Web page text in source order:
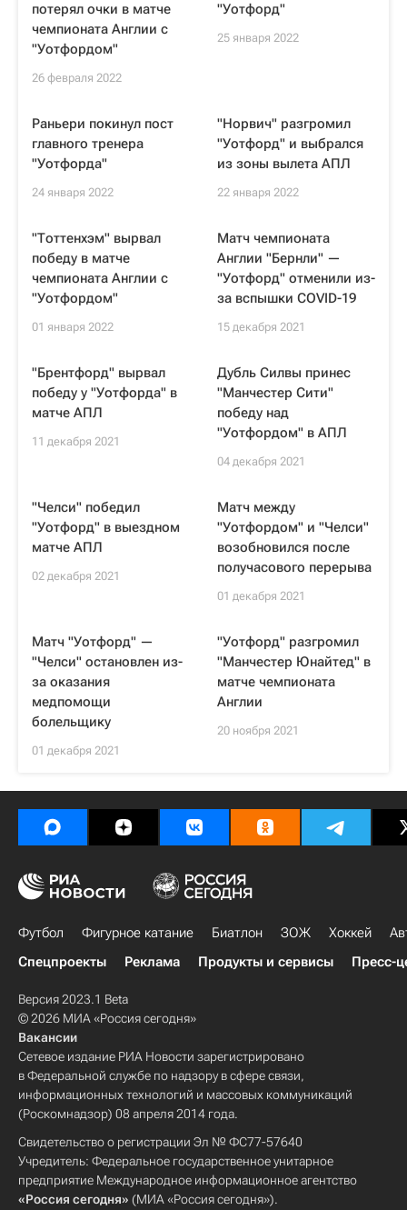
потерял очки в матче
чемпионата Англии с
"Уотфордом"
26 февраля 2022
"Уотфорд"
25 января 2022
Раньери покинул пост
главного тренера
"Уотфорда"
24 января 2022
"Норвич" разгромил
"Уотфорд" и выбрался
из зоны вылета АПЛ
22 января 2022
"Тоттенхэм" вырвал
победу в матче
чемпионата Англии с
"Уотфордом"
01 января 2022
Матч чемпионата
Англии "Бернли" —
"Уотфорд" отменили из-
за вспышки COVID-19
15 декабря 2021
"Брентфорд" вырвал
победу у "Уотфорда" в
матче АПЛ
11 декабря 2021
Дубль Силвы принес
"Манчестер Сити"
победу над
"Уотфордом" в АПЛ
04 декабря 2021
"Челси" победил
"Уотфорд" в выездном
матче АПЛ
02 декабря 2021
Матч между
"Уотфордом" и "Челси"
возобновился после
получасового перерыва
01 декабря 2021
Матч "Уотфорд" —
"Челси" остановлен из-
за оказания
медпомощи
болельщику
01 декабря 2021
"Уотфорд" разгромил
"Манчестер Юнайтед" в
матче чемпионата
Англии
20 ноября 2021
Футбол Фигурное катание Биатлон ЗОЖ Хоккей
Спецпроекты
Реклама Продукты и сервисы Пресс-
Версия 2023.1 Beta
© 2026 МИА «Россия сегодня»
Вакансии
Сетевое издание РИА Новости зарегистрировано
в Федеральной службе по надзору в сфере связи,
информационных технологий и массовых коммуникаций
(Роскомнадзор) 08 апреля 2014 года.
Свидетельство о регистрации Эл № ФС77-57640
Учредитель: Федеральное государственное унитарное
предприятие Международное информационное агентство
«Россия сегодня» (МИА «Россия сегодня»).